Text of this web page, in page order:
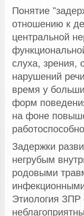
Понятие
отношению к
центральной
слуха, зрения,
нарушений
время у
форм
на фоне
Задержки
негрубым
родовыми
Этиология ЗПР